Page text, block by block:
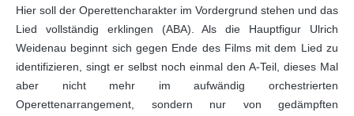
Hier soll der Operettencharakter im Vordergrund stehen und das
Lied vollständig erklingen (ABA). Als die Hauptfigur Ulrich
Weidenau beginnt sich gegen Ende des Films mit dem Lied zu
identifizieren, singt er selbst noch einmal den A-Teil, dieses Mal
aber nicht mehr im aufwändig orchestrierten
Operettenarrangement, sondern nur von gedämpften